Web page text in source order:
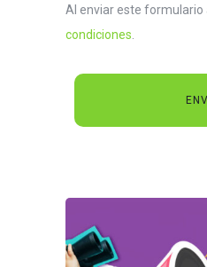
Al enviar este formulario
condiciones